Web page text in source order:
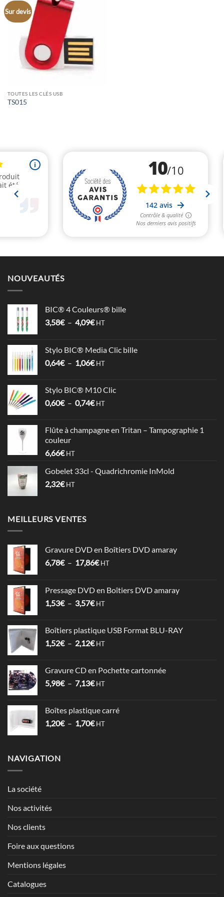
Sur devis
TOUTES LES CLÉS USB
TS015
NOUVEAUTÉS
BIC® 4 Couleurs® bille
3,58€ – 4,09€Plage
3,58€
à
HT
Stylo BIC® Media Clic bille
0,64€ – 1,06€Plage
0,64€
à
HT
Stylo BIC® M10 Clic
0,60€ – 0,74€Plage
0,60€
HT
Flûte à champagne en Tritan – Tampographie 1
couleur
6,66€ HT
Gobelet 33cl - Quadrichromie InMold
2,32€ HT
MEILLEURS VENTES
Gravure DVD en Boîtiers DVD amaray
6,78€ – 17,86€Plage
6,78€
à
HT
Pressage DVD en Boîtiers DVD amaray
1,53€ – 3,57€Plage
1,53€
à
HT
Boîtiers plastique USB Format BLU-RAY
1,52€ – 2,12€Plage
1,52€
à
HT
Gravure CD en Pochette cartonnée
5,98€ – 7,13€Plage
5,98€
à
HT
Boîtes plastique carré
1,20€ – 1,70€Plage
HT
NAVIGATION
La société
Nos activités
Nos clients
Foire aux questions
Mentions légales
Catalogues